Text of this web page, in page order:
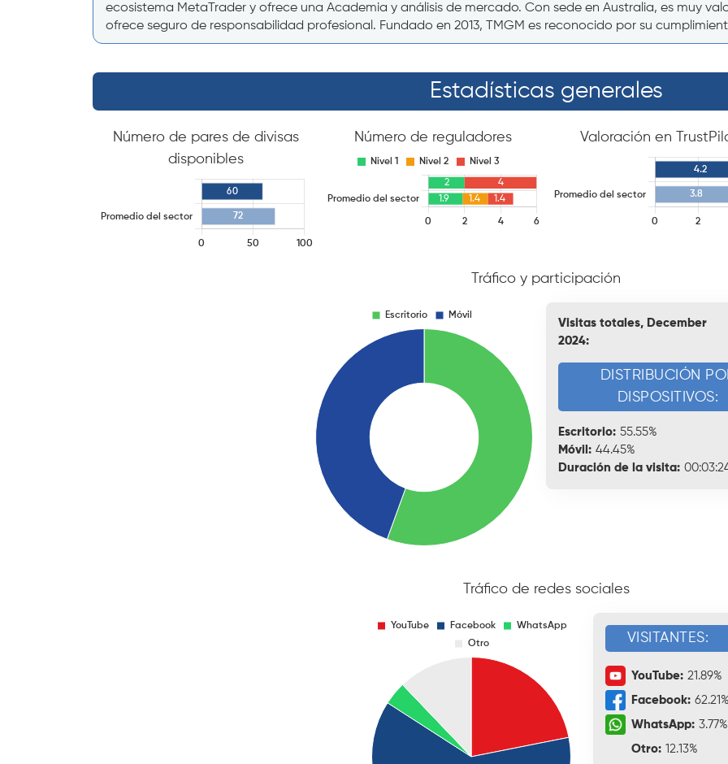
ecosistema MetaTrader y ofrece una Academia y análisis de mercado. Con sede en Australia, es muy
ofrece seguro de responsabilidad profesional. Fundado en 2013, TMGM es reconocido por su
Estadísticas generales
Número de pares de divisas
disponibles
Número de reguladores Valoración en
Tráfico y participación
Visitas totales, December
2024:
DISTRIBUCIÓN
DISPOSITIVOS:
Escritorio: 55.55%
Móvil: 44.45%
Duración de la visita:
Tráfico de redes sociales
VISITANTES:
YouTube: 21.89%
Facebook:
WhatsApp: 3.77%
Otro: 12.13%